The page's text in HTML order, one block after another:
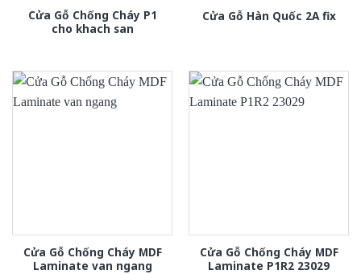
Cửa Gỗ Chống Cháy P1
cho khach san
Cửa Gỗ Hàn Quốc 2A fix
Cửa Gỗ Chống Cháy MDF
Laminate van ngang
Cửa Gỗ Chống Cháy MDF
Laminate P1R2 23029